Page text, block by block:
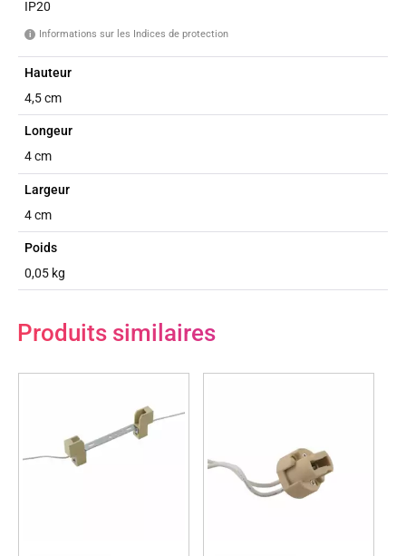
IP20
i Informations sur les Indices de protection
Hauteur
4,5 cm
Longeur
4 cm
Largeur
4 cm
Poids
0,05 kg
Produits similaires